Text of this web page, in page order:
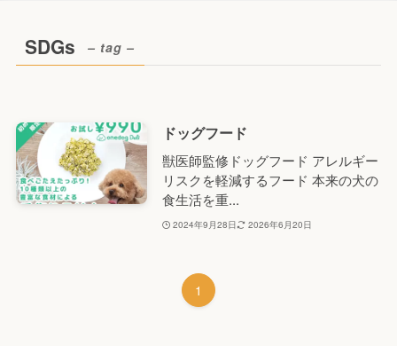
SDGs – tag –
ドッグフード
獣医師監修ドッグフード アレルギー
リスクを軽減するフード 本来の犬の
食生活を重...
2024年9月28日 2026年6月20日
1